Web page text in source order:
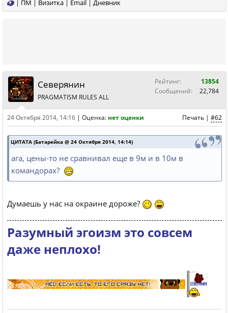
| ПМ | Визитка | Email | Дневник
Северянин
PRAGMATISM RULES ALL
Рейтинг:
13854
Сообщений:
22,784
Печать | #62
24 Октября 2014, 14:16 | Оценка: нет оценки
ЦИТАТА (Батарейка @ 24 Октября 2014, 14:14)
ага, цены-то не сравнивал еще в 9м и в 10м в
командорах?
Думаешь у нас на окраине дороже?
Разумный эгоизм это совсем
даже неплохо!